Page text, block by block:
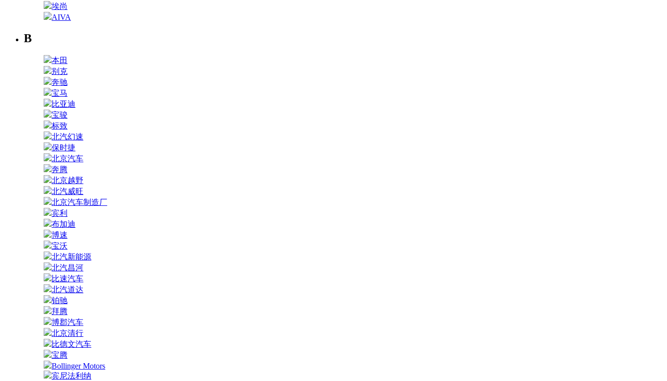
埃尚
AIVA
B
本田
别克
奔驰
宝马
比亚迪
宝骏
标致
北汽幻速
保时捷
北京汽车
奔腾
北京越野
北汽威旺
北京汽车制造厂
宾利
布加迪
博速
宝沃
北汽新能源
北汽昌河
比速汽车
北汽道达
铂驰
拜腾
博郡汽车
北京清行
比德文汽车
宝腾
Bollinger Motors
宾尼法利纳